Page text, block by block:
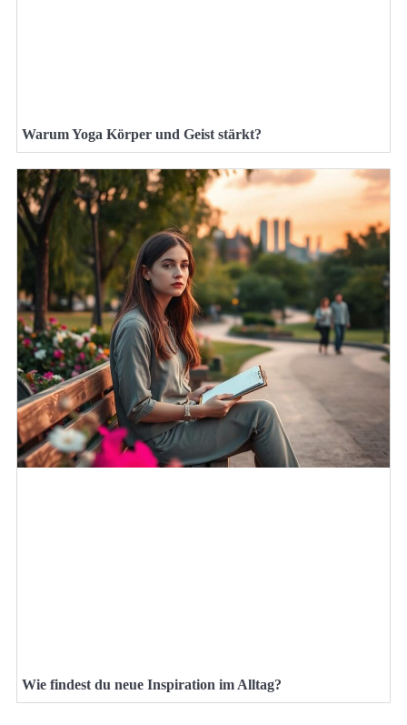
Warum Yoga Körper und Geist stärkt?
Wie findest du neue Inspiration im Alltag?